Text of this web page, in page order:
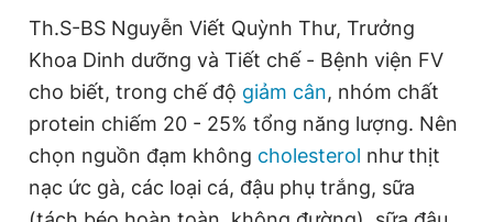
Tiện ích Bạn cần biết
Thông tin tòa soạn Liên hệ quảng cáo
Th.S-BS Nguyễn Viết Quỳnh Thư, Trưởng
Khoa Dinh dưỡng và Tiết chế - Bệnh viện FV
cho biết, trong chế độ giảm cân, nhóm chất
protein chiếm 20 - 25% tổng năng lượng. Nên
chọn nguồn đạm không cholesterol như thịt
nạc ức gà, các loại cá, đậu phụ trắng, sữa